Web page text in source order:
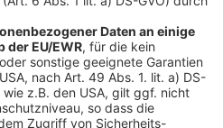
im Praxisalltag
digitale Prozesse sollen
werden.
und teamorientierter
und Anreizsystem soll
um Fehlentwicklungen zu